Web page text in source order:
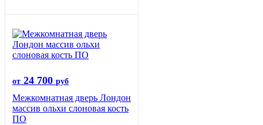
от 24 700 руб
Межкомнатная дверь Лондон
массив ольхи слоновая кость
ПО